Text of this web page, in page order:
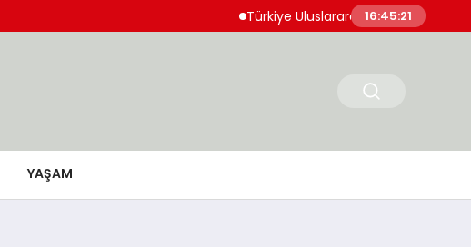
Türkiye Uluslararası Nükleer Bilim
16:45:22
YAŞAM